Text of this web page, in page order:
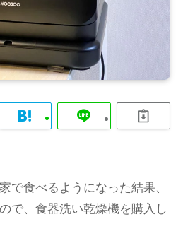
で食べるようになった結果、
で、食器洗い乾燥機を購入し